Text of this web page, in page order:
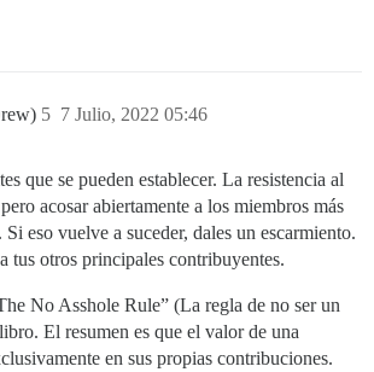
7 Julio, 2022 05:46
5
que se pueden establecer. La resistencia al
acosar abiertamente a los miembros más
eso vuelve a suceder, dales un escarmiento.
tus otros principales contribuyentes.
No Asshole Rule” (La regla de no ser un
El resumen es que el valor de una
en sus propias contribuciones.